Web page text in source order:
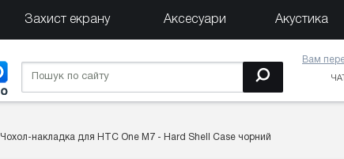
Захист екрану Аксесуари Акустика
Вам
Чохол-накладка для HTC One M7 - Hard Shell Case чорний